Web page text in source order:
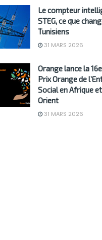
Le compteur
STEG, ce que
Tunisiens
31 MARS 2026
Orange lance la
Prix Orange de
Social en Afrique
Orient
31 MARS 2026